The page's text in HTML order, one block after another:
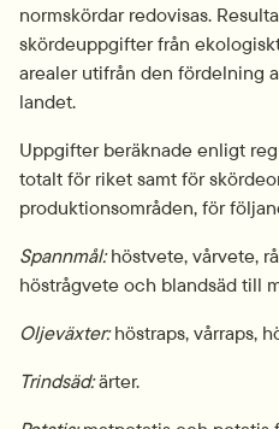
normskördar redovisas.
skördeuppgifter från
arealer utifrån den fördelning
landet.
Uppgifter beräknade enligt
totalt för riket samt för
produktionsområden, för
Spannmål: höstvete, vårvete,
höstrågvete och blandsäd till
Oljeväxter: höstraps, vårraps,
Trindsäd: ärter.